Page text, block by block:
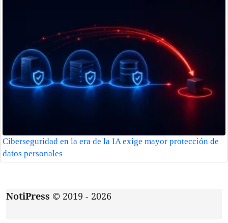
Ciberseguridad en la era de la IA exige mayor protección de
datos personales
NotiPress © 2019 - 2026